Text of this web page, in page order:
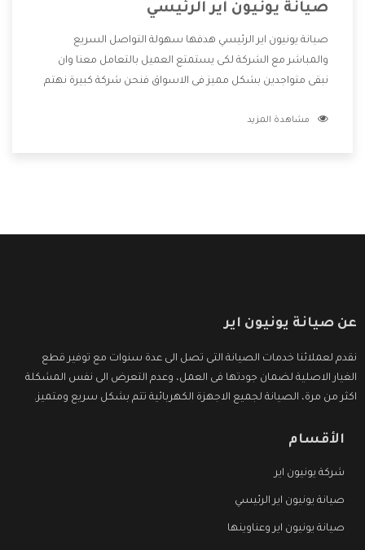
صيانة يونيون اير الرئيسي
صيانة يونيون اير الرئيسي هدفها سهولة التواصل السريع
والمباشر مع الشركة لكى يستمتع العميل بالتعامل معنا وان
نبقى متواجدين بشكل مميز فى الاسواق فنحن شركة كبيرة نهتم
الشركة بها والتى تكون منها خدمة الصيانة التى تكون من أهم
مشاهدة المزيد
عن صيانة يونيون اير
نقدم لعملائنا خدمات الصيانة التى تصل الى عدة سنوات مع توفير قطع
الغيار الاصلية لضمان جودتها فى العمل، وعدم التعرض الى نفس المشكلة
اكثر من مرة، الصيانة لجميع الاجهزة الكهربائية تتم بشكل سريع ومتميز.
الأقسام
شركة يونيون اير
صيانة يونيون اير الرئيسي
صيانة يونيون اير وعناوينها